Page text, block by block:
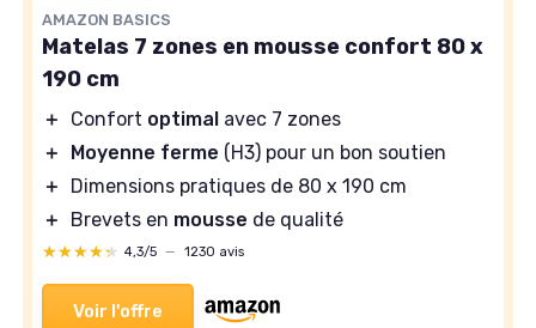
AMAZON BASICS
Matelas 7 zones en mousse confort 80 x
190 cm
＋ Confort optimal avec 7 zones
＋
Moyenne ferme (H3) pour un bon soutien
＋
Dimensions pratiques de 80 x 190 cm
＋
Brevets en mousse de qualité
★★★★★
★★★★★ 4,3/5 — 1230 avis
Voir l'offre